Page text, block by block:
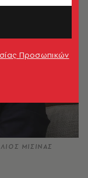
ΜΙΣΙΝΑΣ
Προσωπικών